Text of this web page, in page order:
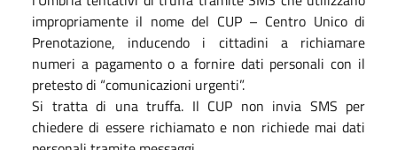
impropriamente il nome del CUP – Centro Unico di
Prenotazione, inducendo i cittadini a richiamare
numeri a pagamento o a fornire dati personali con il
pretesto di “comunicazioni urgenti”.
Si tratta di una truffa. Il CUP non invia SMS per
chiedere di essere richiamato e non richiede mai dati